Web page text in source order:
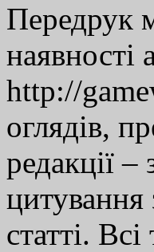
Передрук
наявності
http://
оглядів,
редакції
цитування
статті.